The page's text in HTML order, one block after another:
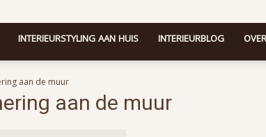
INTERIEURSTYLING AAN HUIS INTERIEURBLOG
aan de muur
aan de muur